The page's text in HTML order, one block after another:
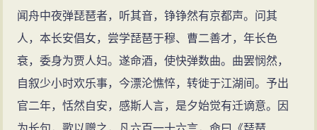
闻舟中夜弹琵琶者，听其音，铮铮然有京都声。问其
人，本长安倡女，尝学琵琶于穆、曹二善才，年长色
衰，委身为贾人妇。遂命酒，使快弹数曲。曲罢悯然，
自叙少小时欢乐事，今漂沦憔悴，转徙于江湖间。予出
官二年，恬然自安，感斯人言，是夕始觉有迁谪意。因